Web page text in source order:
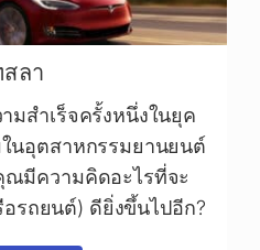
สลา
มสำเร็จครั้งหนึ่งในยุค
นอุตสาหกรรมยานยนต์
มีความคิดอะไรที่จะ
รถยนต์) ดียิ่งขึ้นไปอีก?